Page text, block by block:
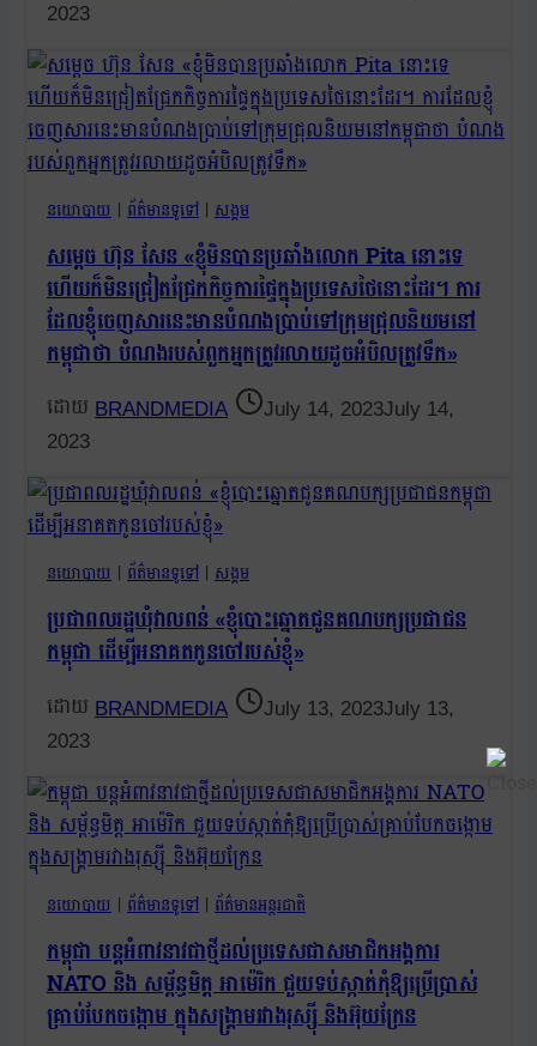
2023
នយោបាយ | ព័ត៌មានទូទៅ | សង្គម
សម្ដេច ហ៊ុន សែន «ខ្ញុំមិនបានប្រឆាំងលោក Pita នោះទេ
ហើយក៏មិនជ្រៀតជ្រែកកិច្ចការផ្ទៃក្នុងប្រទេសថៃនោះដែរ។ ការ
ដែលខ្ញុំចេញសារនេះមានបំណងប្រាប់ទៅក្រុមជ្រុលនិយមនៅ
កម្ពុជាថា បំណងរបស់ពួកអ្នកត្រូវរលាយដូចអំបិលត្រូវទឹក»
BRANDMEDIA July 14, 2023July 14,
2023
នយោបាយ | ព័ត៌មានទូទៅ | សង្គម
ប្រជាពលរដ្ឋឃុំវាលពន់ «ខ្ញុំបោះឆ្នោតជូនគណបក្សប្រជាជន
កម្ពុជា ដើម្បីអនាគតកូនចៅរបស់ខ្ញុំ»
BRANDMEDIA July 13, 2023July 13,
2023
នយោបាយ | ព័ត៌មានទូទៅ | ព័ត៌មានអន្តរជាតិ
កម្ពុជា បន្តអំពាវនាវជាថ្មីដល់ប្រទេសជាសមាជិកអង្គការ
NATO និង សម្ព័ន្ធមិត្ត អាម៉េរិក ជួយទប់ស្កាត់កុំឱ្យប្រើប្រាស់
គ្រាប់បែកចង្កោម ក្នុងសង្គ្រាមរវាងរុស្ស៊ី និងអ៊ុយក្រែន